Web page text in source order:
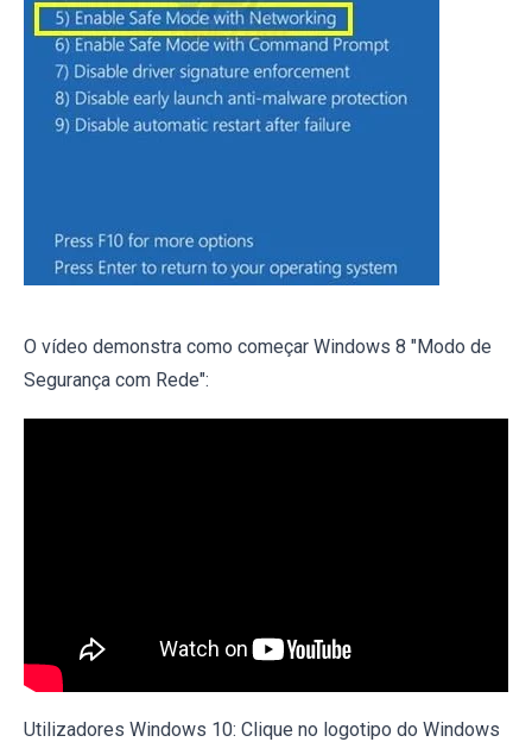
O vídeo demonstra como começar Windows 8 "Modo de
Segurança com Rede":
Utilizadores Windows 10: Clique no logotipo do Windows